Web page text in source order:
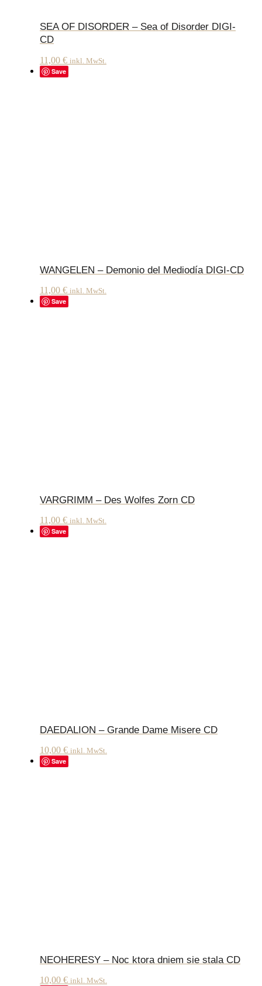
SEA OF DISORDER – Sea of Disorder DIGI-
CD
11,00 € inkl. MwSt.
Save
WANGELEN – Demonio del Mediodía DIGI-CD
11,00 € inkl. MwSt.
Save
VARGRIMM – Des Wolfes Zorn CD
11,00 € inkl. MwSt.
Save
DAEDALION – Grande Dame Misere CD
10,00 € inkl. MwSt.
Save
NEOHERESY – Noc ktora dniem sie stala CD
10,00 € inkl. MwSt.